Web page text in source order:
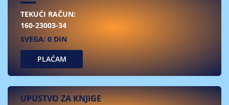
TEKUĆI RAČUN:
160-23003-34
SVEGA: 0 DIN
PLAĆAM
UPUSTVO ZA KNJIGE